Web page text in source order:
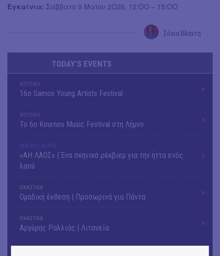
Εγκαίνια: Σάββατο 9 Μαΐου 2Ο26, 12:ΟΟ – 15:ΟΟ
Σόνια Βλάντη
TODAY'S EVENTS
ΜΟΥΣΙΚΗ
16o Samos Young Artists Festival
ΜΟΥΣΙΚΗ
Το 6ο Kournos Music Festival στη Λήμνο
ΘΕΑΤΡΟ / ΧΟΡΟΣ
«ΑΗ ΛΑΟΣ» | Ένα σκηνικό ρέκβιεμ για την ήττα ενός
λαού
ΕΙΚΑΣΤΙΚΑ
Ομαδική έκθεση | Προσωρινά για Πάντα
ΕΙΚΑΣΤΙΚΑ
Αργύρης Ραλλιάς | Λιτανεία